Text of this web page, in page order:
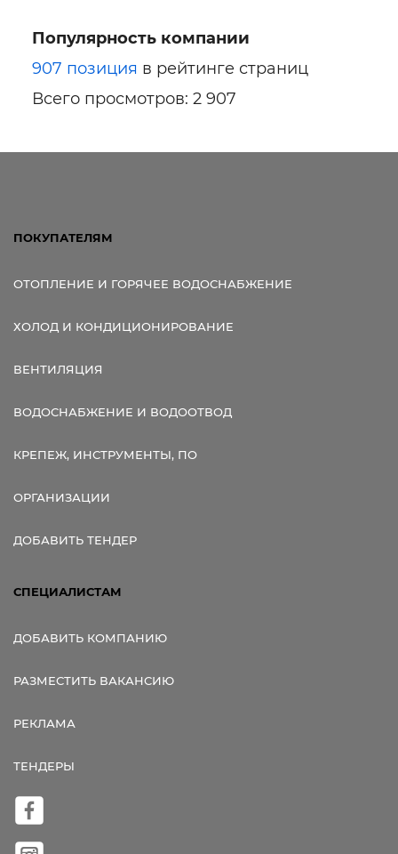
Ссылка для мобильных устройств
Популярность компании
907 позиция в рейтинге страниц
Всего просмотров: 2 907
ПОКУПАТЕЛЯМ
ОТОПЛЕНИЕ И ГОРЯЧЕЕ ВОДОСНАБЖЕНИЕ
ХОЛОД И КОНДИЦИОНИРОВАНИЕ
ВЕНТИЛЯЦИЯ
ВОДОСНАБЖЕНИЕ И ВОДООТВОД
КРЕПЕЖ, ИНСТРУМЕНТЫ, ПО
ОРГАНИЗАЦИИ
ДОБАВИТЬ ТЕНДЕР
СПЕЦИАЛИСТАМ
ДОБАВИТЬ КОМПАНИЮ
РАЗМЕСТИТЬ ВАКАНСИЮ
РЕКЛАМА
ТЕНДЕРЫ